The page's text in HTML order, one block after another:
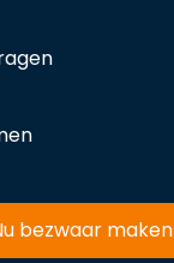
bezwaar maken